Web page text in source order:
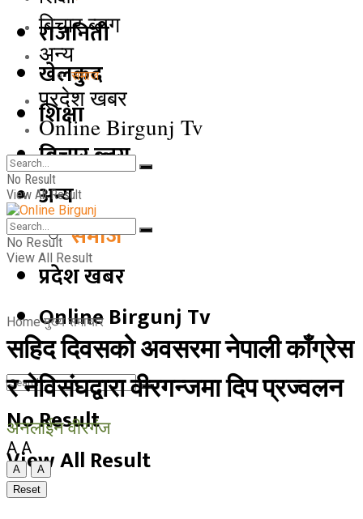
राजनिती
खेलकुद
शिक्षा
बिचार ब्लग
अन्य
समाज
प्रदेश खबर
Online Birgunj Tv
No Result
View All Result
बिचार ब्लग
अन्य
समाज
प्रदेश खबर
Online Birgunj Tv
No Result
View All Result
No Result
View All Result
Home मुख्य समाचार
सहिद दिवसको अवसरमा नेपाली काँग्रेस
र नेविसंघद्वारा वीरगन्जमा दिप प्रज्वलन
अनलाईन वीरगंज
A A
A
A
Reset